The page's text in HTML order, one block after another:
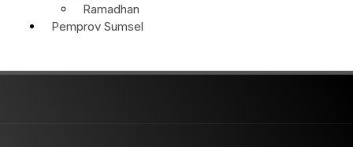
Ramadhan
Pemprov Sumsel